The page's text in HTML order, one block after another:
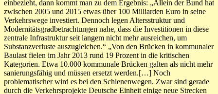
einbezieht, dann kommt man zu dem Ergebnis: „Allein der Bund hat
zwischen 2005 und 2015 etwas über 100 Milliarden Euro in seine
Verkehrswege investiert. Dennoch legen Altersstruktur und
Modernitätsgradbetrachtungen nahe, dass die Investitionen in diese
zentrale Infrastruktur seit langem nicht mehr ausreichen, um
Substanzverluste auszugleichen.“ „Von den Brücken in kommunaler
Baulast fielen im Jahr 2013 rund 19 Prozent in die kritischen
Kategorien. Etwa 10.000 kommunale Brücken galten als nicht mehr
sanierungsfähig und müssen ersetzt werden.[…] Noch
problematischer wird es bei den Schienenwegen. Zwar sind gerade
durch die Verkehrsprojekte Deutsche Einheit einige neue Strecken